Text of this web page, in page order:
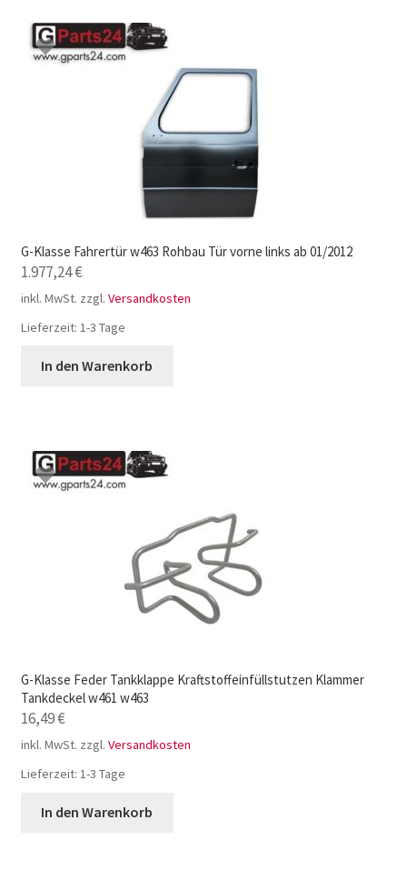
G-Klasse Fahrertür w463 Rohbau Tür vorne links ab 01/2012
1.977,24€
inkl. MwSt. zzgl. Versandkosten
Lieferzeit: 1-3 Tage
In den Warenkorb
G-Klasse Feder Tankklappe Kraftstoffeinfüllstutzen Klammer
Tankdeckel w461 w463
16,49€
inkl. MwSt. zzgl. Versandkosten
Lieferzeit: 1-3 Tage
In den Warenkorb